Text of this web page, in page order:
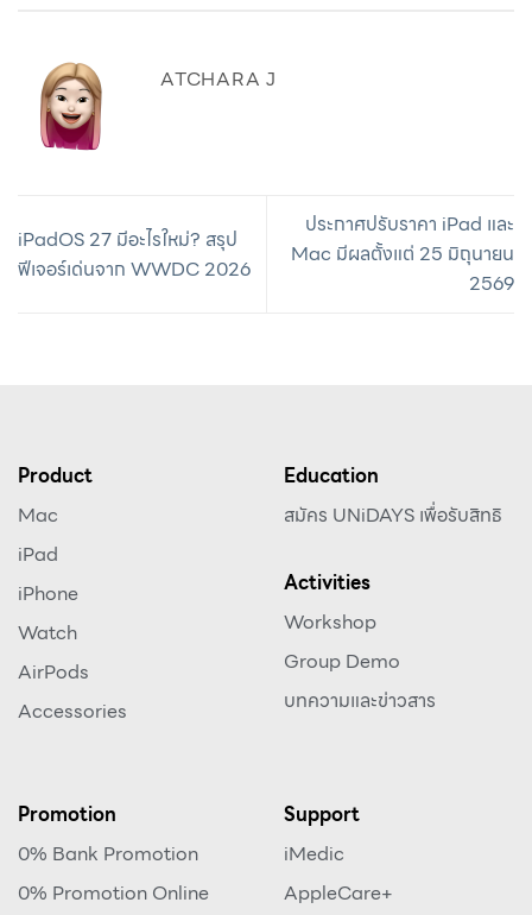
ATCHARA J
iPadOS 27 มีอะไรใหม่? สรุป
ฟีเจอร์เด่นจาก WWDC 2026
ประกาศปรับราคา iPad และ
Mac มีผลตั้งแต่ 25 มิถุนายน
2569
Product
Mac
iPad
iPhone
Watch
AirPods
Accessories
Education
สมัคร UNiDAYS เพื่อรับสิทธิ
Activities
Workshop
Group Demo
บทความและข่าวสาร
Promotion
0% Bank Promotion
0% Promotion Online
Support
iMedic
AppleCare+